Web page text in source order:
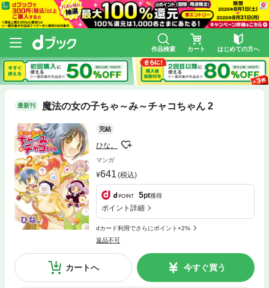
作品検索 カート はじめての方へ
最新刊 魔法の女の子ちゃ～み～チャコちゃん 2
完結
ひな。
マンガ
641 (税込)
5pt獲得
ポイント詳細
dカード利用でさらにポイント+2%
返品不可
カートへ 今すぐ買う